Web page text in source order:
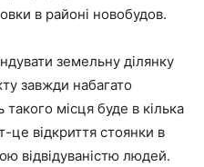
в районі новобудов.
земельну ділянку
завжди набагато
місця буде в кілька
це відкриття стоянки в
відвідуваністю людей.